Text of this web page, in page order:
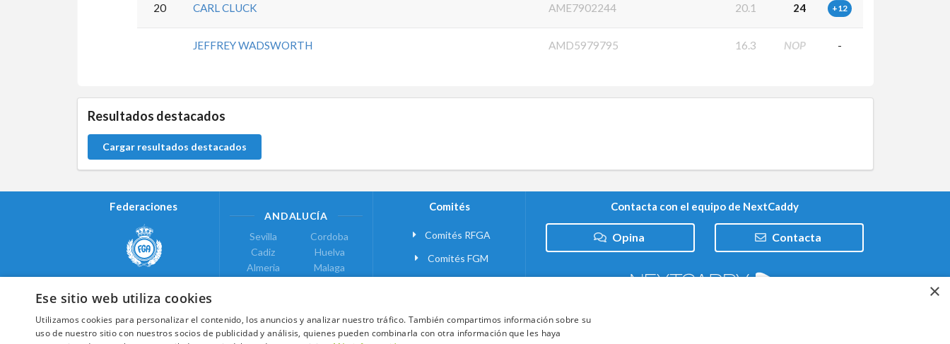
20 CARL CLUCK AME7902244 20.1 24 +12
JEFFREY WADSWORTH AMD5979795 16.3 NOP -
Resultados destacados
Cargar resultados destacados
Federaciones
Real Federación Andaluza de
Golf
ANDALUCÍA
Sevilla
Cadiz
Almeria
Cordoba
Huelva
Malaga
Valencia
Comités
Comités RFGA
Comités FGM
Contacta con el equipo de NextCaddy
Opina Contacta
×
Ese sitio web utiliza cookies
Utilizamos cookies para personalizar el contenido, los anuncios y analizar nuestro tráfico. También compartimos información sobre su
uso de nuestro sitio con nuestros socios de publicidad y análisis, quienes pueden combinarla con otra información que les haya